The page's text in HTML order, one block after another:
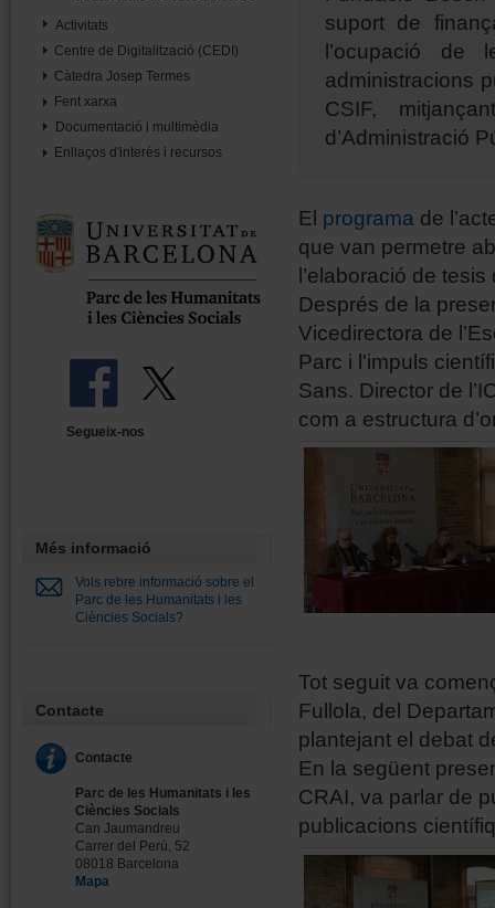
Activitats
Centre de Digitalització (CEDI)
Càtedra Josep Termes
Fent xarxa
Documentació i multimèdia
Enllaços d'interès i recursos
Segueix-nos
Més informació
Vols rebre informació sobre el
Parc de les Humanitats i les
Ciències Socials?
Contacte
Contacte
Parc de les Humanitats i les
Ciències Socials
Can Jaumandreu
Carrer del Perú, 52
08018 Barcelona
Mapa
suport de
l’ocupació de
administracions
CSIF,
d’Administració
El programa de
que van permetre
l’elaboració de
Després de la
Vicedirectora de
Parc i l'impuls
Sans. Director de
com a estructura
Tot seguit va
Fullola, del
plantejant el debat
En la següent
CRAI, va parlar de
publicacions